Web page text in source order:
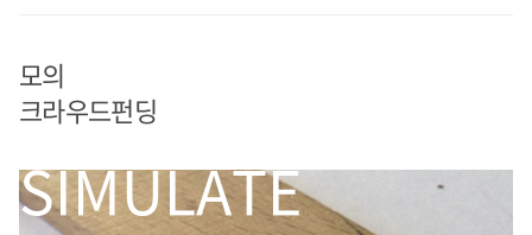
모의
크라우드펀딩
SIMULATE